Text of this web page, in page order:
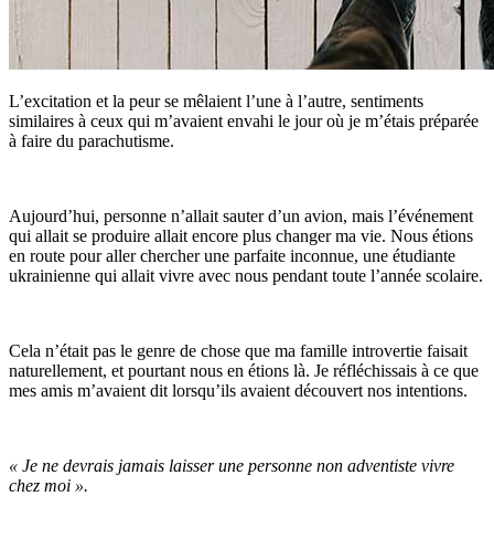
L’excitation et la peur se mêlaient l’une à l’autre, sentiments
similaires à ceux qui m’avaient envahi le jour où je m’étais préparée
à faire du parachutisme.
Aujourd’hui, personne n’allait sauter d’un avion, mais l’événement
qui allait se produire allait encore plus changer ma vie. Nous étions
en route pour aller chercher une parfaite inconnue, une étudiante
ukrainienne qui allait vivre avec nous pendant toute l’année scolaire.
Cela n’était pas le genre de chose que ma famille introvertie faisait
naturellement, et pourtant nous en étions là. Je réfléchissais à ce que
mes amis m’avaient dit lorsqu’ils avaient découvert nos intentions.
« Je ne devrais jamais laisser une personne non adventiste vivre
chez moi ».